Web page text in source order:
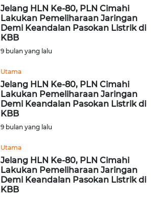
Jelang HLN Ke-80, PLN Cimahi
Lakukan Pemeliharaan Jaringan
Demi Keandalan Pasokan Listrik di
KBB
9 bulan yang lalu
Utama
Jelang HLN Ke-80, PLN Cimahi
Lakukan Pemeliharaan Jaringan
Demi Keandalan Pasokan Listrik di
KBB
9 bulan yang lalu
Utama
Jelang HLN Ke-80, PLN Cimahi
Lakukan Pemeliharaan Jaringan
Demi Keandalan Pasokan Listrik di
KBB